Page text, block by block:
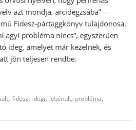
azt mondja, arcidegzsába” –
Fidesz-pártaggkönyv tulajdonosa,
agyi probléma nincs”, egyszerűen
ideg, amelyet már kezelnek, és
jön teljesen rendbe.
,fidesz, idegi, lebénult, probléma,